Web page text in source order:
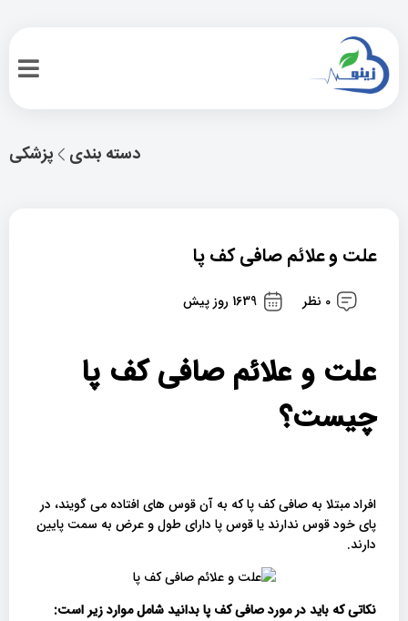
پزشکی دسته بندی
علت و علائم صافی کف پا
0 نظر 1639 روز پیش
علت و علائم صافی کف پا
چیست؟
افراد مبتلا به صافی کف پا که به آن قوس های افتاده می گویند، در
پای خود قوس ندارند یا قوس پا دارای طول و عرض به سمت پایین
دارند.
نکاتی که باید در مورد صافی کف پا بدانید شامل موارد زیر است: